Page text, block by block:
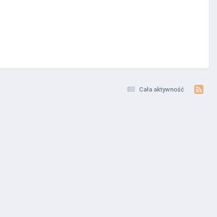
Cała aktywność